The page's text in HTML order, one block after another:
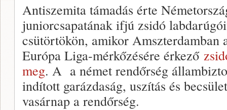
Antiszemita támadás érte
juniorcsapatának ifjú zsidó
csütörtökön, amikor
Európa Liga-mérkőzésére érkező
meg. A a német rendőrség
indított garázdaság, uszítás és
vasárnap a rendőrség.